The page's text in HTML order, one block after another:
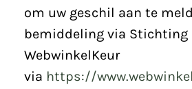
om uw geschil aan te
bemiddeling via Stichting
WebwinkelKeur
via https://